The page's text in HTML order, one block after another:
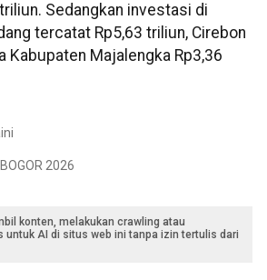
Sedangkan investasi di
tercatat Rp5,63 triliun, Cirebon
Kabupaten Majalengka Rp3,36
2026
konten, melakukan crawling atau
untuk AI di situs web ini tanpa izin tertulis dari